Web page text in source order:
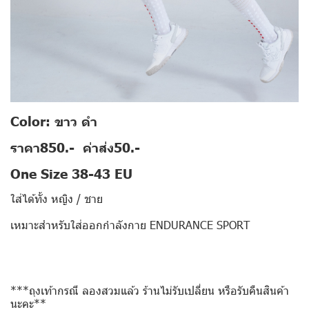
Color: ขาว ดำ
ราคา850.- ค่าส่ง50.-
One Size 38-43 EU
ใส่ได้ทั้ง หญิง / ชาย
เหมาะสำหรับใส่ออกกำลังกาย ENDURANCE SPORT
***ถุงเท้ากรณี ลองสวมแล้ว ร้านไม่รับเปลี่ยน หรือรับคืนสินค้า
นะคะ**